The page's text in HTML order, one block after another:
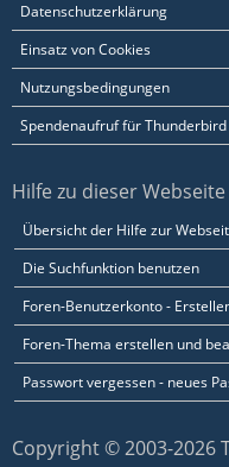
Datenschutzerklärung
Einsatz von Cookies
Nutzungsbedingungen
Spendenaufruf für Thunderbird
Hilfe zu dieser Webseite
Übersicht der Hilfe zur
Die Suchfunktion benutzen
Foren-Benutzerkonto -
Foren-Thema erstellen und
Passwort vergessen - neues
Copyright © 2003-2026